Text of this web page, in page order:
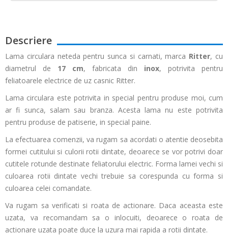
Descriere
Lama circulara neteda pentru sunca si carnati, marca Ritter, cu
diametrul de 17 cm, fabricata din inox, potrivita pentru
feliatoarele electrice de uz casnic Ritter.
Lama circulara este potrivita in special pentru produse moi, cum
ar fi sunca, salam sau branza. Acesta lama nu este potrivita
pentru produse de patiserie, in special paine.
La efectuarea comenzii, va rugam sa acordati o atentie deosebita
formei cutitului si culorii rotii dintate, deoarece se vor potrivi doar
cutitele rotunde destinate feliatorului electric. Forma lamei vechi si
culoarea rotii dintate vechi trebuie sa corespunda cu forma si
culoarea celei comandate.
Va rugam sa verificati si roata de actionare. Daca aceasta este
uzata, va recomandam sa o inlocuiti, deoarece o roata de
actionare uzata poate duce la uzura mai rapida a rotii dintate.